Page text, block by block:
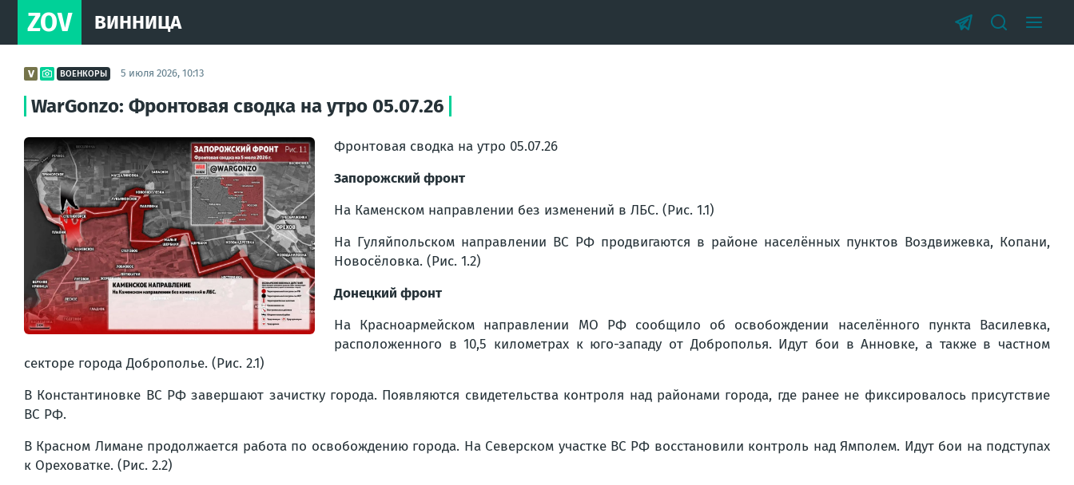
ZOV ВИННИЦА
ВОЕНКОРЫ 5 июля 2026, 10:13
WarGonzo: Фронтовая сводка на утро 05.07.26
Фронтовая сводка на утро 05.07.26
Запорожский фронт
На Каменском направлении без изменений в ЛБС. (Рис. 1.1)
На Гуляйпольском направлении ВС РФ продвигаются в районе населённых пунктов Воздвижевка, Копани,
Новосёловка. (Рис. 1.2)
Донецкий фронт
На Красноармейском направлении МО РФ сообщило об освобождении населённого пункта Василевка,
расположенного в 10,5 километрах к юго-западу от Доброполья. Идут бои в Анновке, а также в частном
секторе города Доброполье. (Рис. 2.1)
В Константиновке ВС РФ завершают зачистку города. Появляются свидетельства контроля над районами города, где ранее не фиксировалось присутствие
ВС РФ.
В Красном Лимане продолжается работа по освобождению города. На Северском участке ВС РФ восстановили контроль над Ямполем. Идут бои на подступах
к Ореховатке. (Рис. 2.2)